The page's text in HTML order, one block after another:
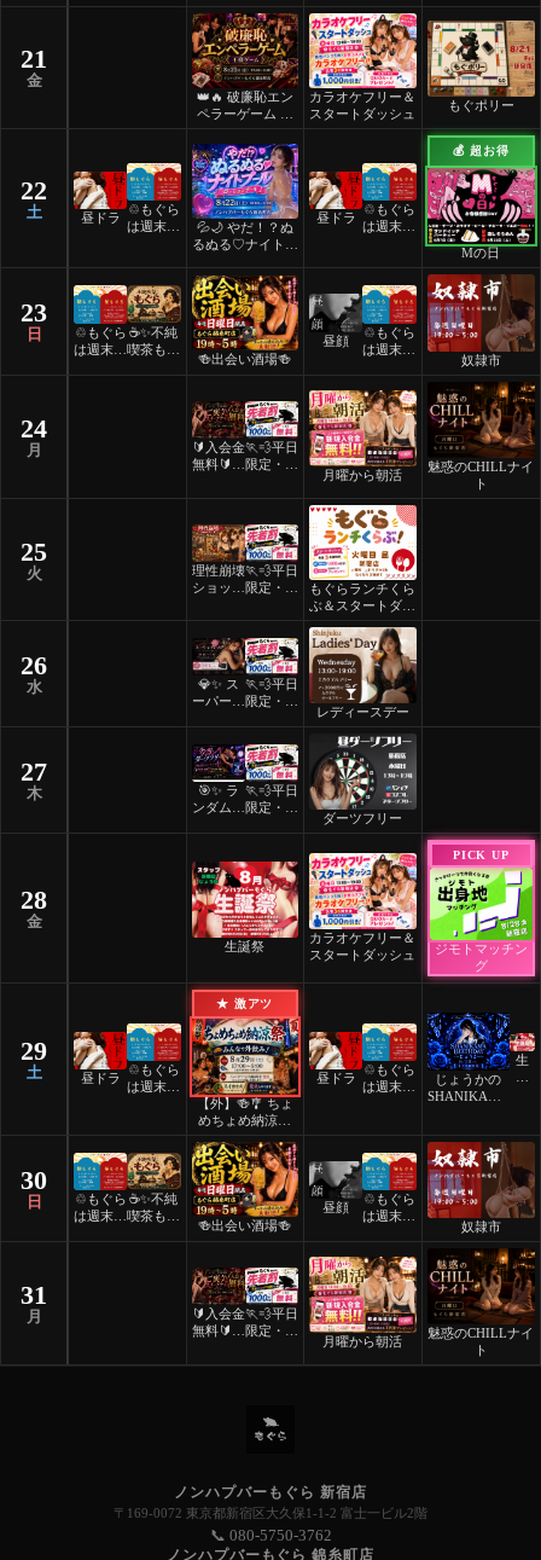
ツフリー
✨🎯
21
金
👑🔥 破廉恥エン
ペラーゲーム 🔥
👑
カラオケフリー＆
スタートダッシュ
もぐポリー
22
土 昼ドラ
♲もぐら
は週末祝
💦🌙 やだ！？ぬ
るぬる♡ナイトプ
昼ドラ
♲もぐら
は週末祝
💰 超お得
Mの日
23
日
♲もぐら
は週末祝
☕️✨不純
喫茶もぐ
🍻出会い酒場🍻
昼顔
♲もぐら
は週末祝
奴隷市
24
月
🔰入会金
無料🔰ご
ーツナイ
🏃💨平日
限定・先
月曜から朝活
魅惑のCHILLナイ
ト
25
火
理性崩壊
ショット
ー
🏃💨平日
限定・先
もぐらランチくら
ぶ＆スタートダッ
シュ
26
水
💎✨ ス
ーパーレ
💎
🏃💨平日
限定・先
レディースデー
27
木
🎯✨ ラ
ンダムマ
🏃💨平日
限定・先
ダーツフリー
28
金
生誕祭
カラオケフリー＆
スタートダッシュ
PICK UP
ジモトマッチン
グ
29
土 昼ドラ
♲もぐら
は週末祝
★ 激アツ
【外】🍻🎐 ちょ
めちょめ納涼祭
🎐🍻
昼ドラ
♲もぐら
は週末祝
じょうかの
SHANIKAMA
生
30
日
♲もぐら
は週末祝
☕️✨不純
喫茶もぐ
🍻出会い酒場🍻
昼顔
♲もぐら
は週末祝
奴隷市
31
月
🔰入会金
無料🔰ご
ーツナイ
🏃💨平日
限定・先
月曜から朝活
魅惑のCHILLナイ
ト
ノンハプバーもぐら 新宿店
〒169-0072 東京都新宿区大久保1-1-2 富士一ビル2階
📞 080-5750-3762
ノンハプバーもぐら 錦糸町店